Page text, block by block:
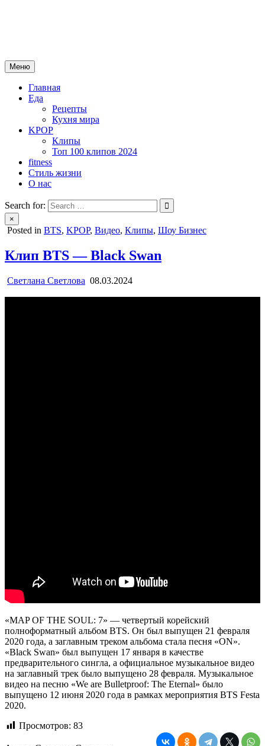
Меню
Главная
Еда
Рецепты
Кухня мира
KPOP
Клипы
Топ 100 клипов 2024
fitness
Стиль жизни
О нас
Search for:
×
Posted in BTS, KPOP, Видео, Клипы, Шоу Бизнес
Клип BTS — Black Swan
Светлана Светлова 08.03.2024
«MAP OF THE SOUL: 7» — четвертый корейский
полноформатный альбом BTS. Он был выпущен 21 февраля
2020 года, а заглавным треком альбома стала песня «ON».
«Black Swan» был выпущен 17 января в качестве
предварительного сингла, а официальное музыкальное видео
на заглавный трек было выпущено 28 февраля. Музыкальное
видео на песню «We are Bulletproof: The Eternal» было
выпущено 12 июня 2020 года в рамках мероприятия BTS Festa
2020.
Просмотров: 83